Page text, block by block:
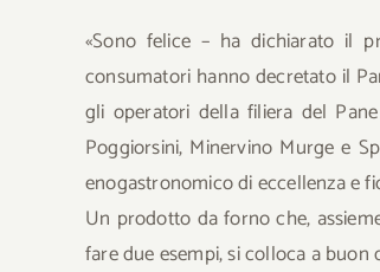
«Sono felice – ha dichiarato il
consumatori hanno decretato il
gli operatori della filiera del
Poggiorsini, Minervino Murge e
enogastronomico di eccellenza e
Un prodotto da forno che,
fare due esempi, si colloca a